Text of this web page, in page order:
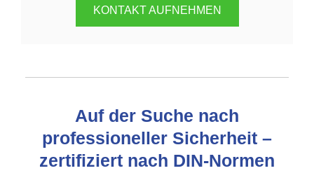
KONTAKT AUFNEHMEN
Auf der Suche nach
professioneller Sicherheit –
zertifiziert nach DIN-Normen